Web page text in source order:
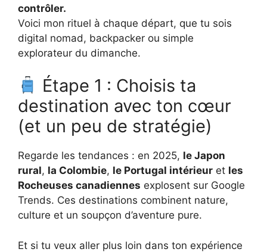
contrôler.
Voici mon rituel à chaque départ, que tu sois
digital nomad, backpacker ou simple
explorateur du dimanche.
Étape 1 : Choisis ta
destination avec ton cœur
(et un peu de stratégie)
Regarde les tendances : en 2025, le Japon
rural, la Colombie, le Portugal intérieur et les
Rocheuses canadiennes explosent sur Google
Trends. Ces destinations combinent nature,
culture et un soupçon d’aventure pure.
Et si tu veux aller plus loin dans ton expérience